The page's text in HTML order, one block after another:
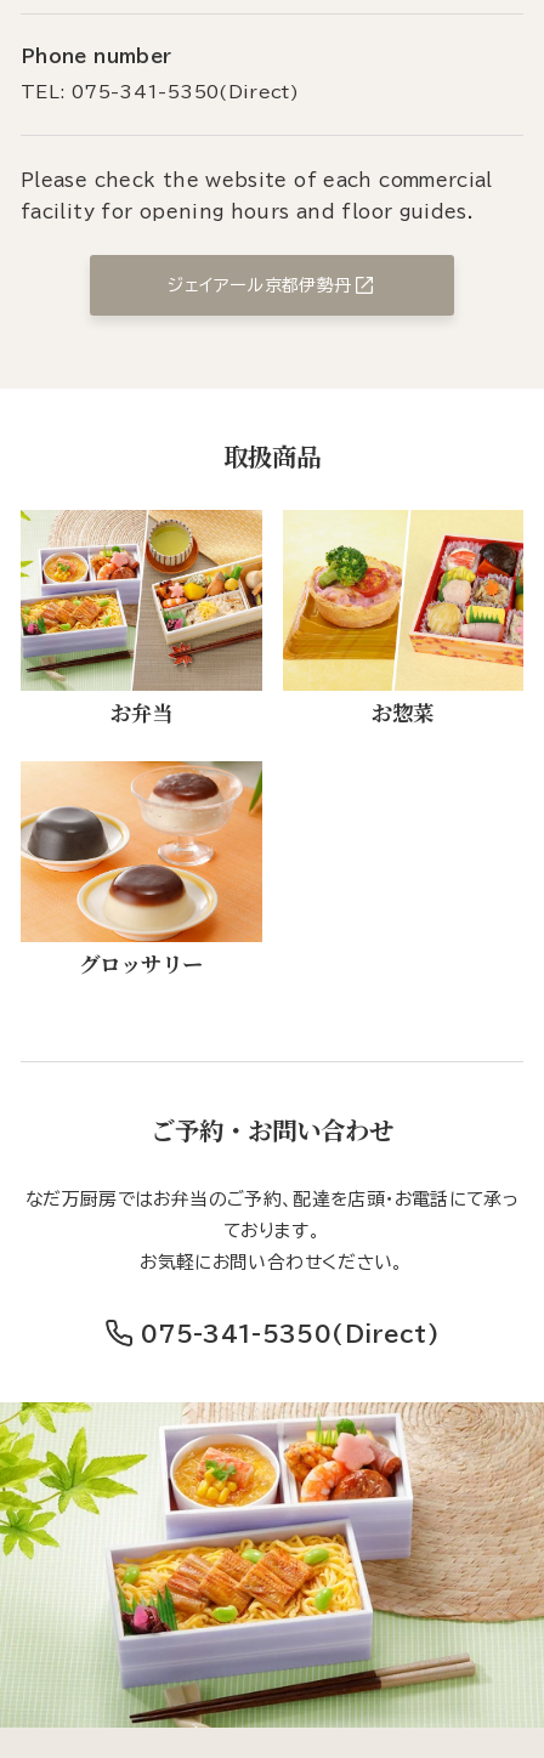
Phone number
TEL: 075-341-5350(Direct)
Please check the website of each commercial
facility for opening hours and floor guides.
ジェイアール京都伊勢丹
取扱商品
お弁当 お惣菜
グロッサリー
ご予約・お問い合わせ
なだ万厨房ではお弁当のご予約、配達を店頭・お電話にて承っ
ております。
お気軽にお問い合わせください。
075-341-5350(Direct)